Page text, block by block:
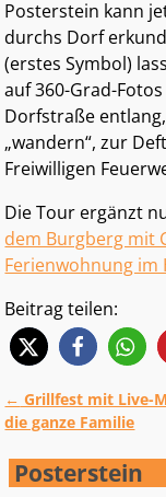
Posterstein kann
durchs Dorf
(erstes Symbol)
auf 360-Grad-
Dorfstraße
„wandern“, zur
Freiwilligen
Die Tour ergänzt
dem Burgberg mit
Ferienwohnung im
Beitrag teilen:
← Grillfest mit Live-
die ganze Familie
Posterstein